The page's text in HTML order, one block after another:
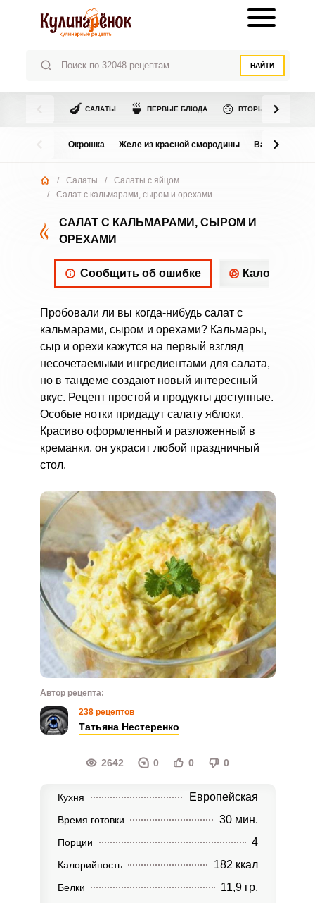
НАЙТИ
🍆 САЛАТЫ 🍵 ПЕРВЫЕ БЛЮДА 🍲 ВТОРЫЕ БЛЮДА
Окрошка Желе из красной смородины Варенье из
/ Салаты /
Салаты с яйцом
/
Салат с кальмарами, сыром и орехами
САЛАТ С КАЛЬМАРАМИ, СЫРОМ И
ОРЕХАМИ
Сообщить об ошибке
Пробовали ли вы когда-нибудь салат с
кальмарами, сыром и орехами? Кальмары,
сыр и орехи кажутся на первый взгляд
несочетаемыми ингредиентами для салата,
но в тандеме создают новый интересный
вкус. Рецепт простой и продукты доступные.
Особые нотки придадут салату яблоки.
Красиво оформленный и разложенный в
креманки, он украсит любой праздничный
стол.
Автор рецепта:
238 рецептов
Татьяна Нестеренко
2642 0 0 0
Кухня Европейская
Время готовки 30 мин.
Порции 4
Калорийность 182 ккал
Белки 11,9 гр.